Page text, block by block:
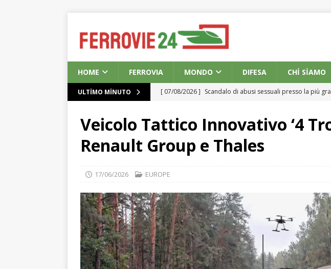
HOME FERROVIA MONDO DIFESA CHI SIAMO
ULTIMO MINUTO [ 07/08/2026 ] Scandalo di abusi sessuali presso la più
[ 07/08/2026 ]
La crisi del costo della vita in Grecia mette
d’acquisto
EUROPE
AMERICA
[ 06/08/2026 ] Secca in Europa: fiumi prosciugati e
[ 06/08/2026 ] L’UE destina circa 4 miliardi di dollari in
all’Ucraina
EUROPE
Veicolo Tattico Innovativo ‘4
Renault Group e Thales
17/06/2026 EUROPE